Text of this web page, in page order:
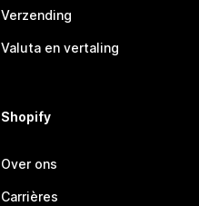
Verzending
Valuta en vertaling
Shopify
Over ons
Carrières